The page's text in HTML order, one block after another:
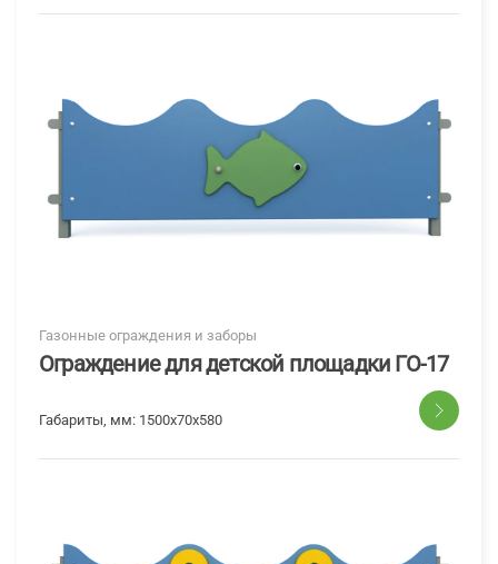
Газонные ограждения и заборы
Ограждение для детской площадки ГО-17
Габариты, мм: 1500x70x580